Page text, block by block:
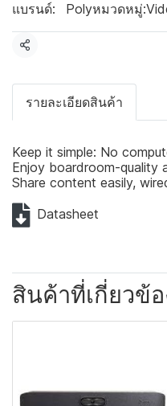
แบรนด์: Polyหมวดหมู่:
แชร์
รายละเอียดสินค้า
Keep it simple: No
Enjoy boardroom-quality
Share content easily,
Datasheet
สินค้าที่เกี่ยวข้อ